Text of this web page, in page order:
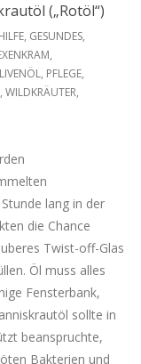
(„Rotöl“)
, GESUNDES,
,
, PFLEGE,
, WILDKRÄUTER,
lang in der
die Chance
Twist-off-Glas
Öl muss alles
Fensterbank,
sollte in
beanspruchte,
Bakterien und